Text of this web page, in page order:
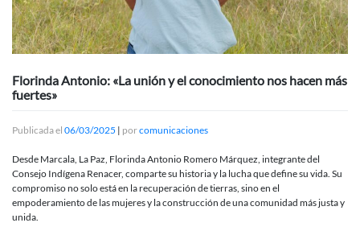
Florinda Antonio: «La unión y el conocimiento nos hacen más
fuertes»
Publicada el 06/03/2025 | porcomunicaciones
Desde Marcala, La Paz, Florinda Antonio Romero Márquez, integrante del
Consejo Indígena Renacer, comparte su historia y la lucha que define su vida. Su
compromiso no solo está en la recuperación de tierras, sino en el
empoderamiento de las mujeres y la construcción de una comunidad más justa y
unida.